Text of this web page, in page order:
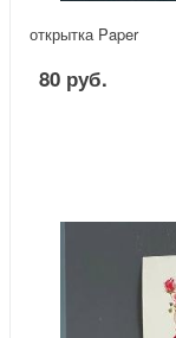
открытка Paper
80 руб.